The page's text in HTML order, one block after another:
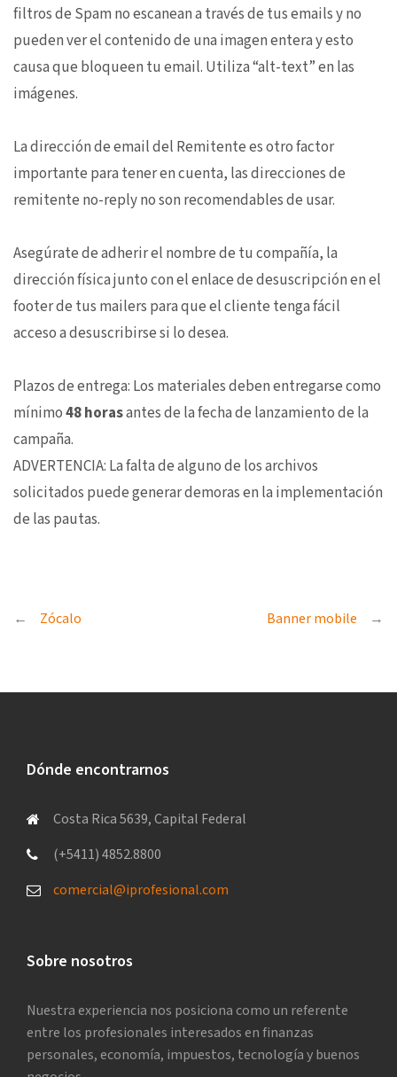
filtros de Spam no escanean a través de tus emails y no
pueden ver el contenido de una imagen entera y esto
causa que bloqueen tu email. Utiliza “alt-text” en las
imágenes.
La dirección de email del Remitente es otro factor
importante para tener en cuenta, las direcciones de
remitente no-reply no son recomendables de usar.
Asegúrate de adherir el nombre de tu compañía, la
dirección física junto con el enlace de desuscripción en el
footer de tus mailers para que el cliente tenga fácil
acceso a desuscribirse si lo desea.
Plazos de entrega: Los materiales deben entregarse como
mínimo48 horasantes de la fecha de lanzamiento de la
campaña.
ADVERTENCIA: La falta de alguno de los archivos
solicitados puede generar demoras en la implementación
de las pautas.
Navegación
Zócalo Banner mobile
Dónde encontrarnos
Costa Rica 5639, Capital Federal
(+5411) 4852.8800
comercial@iprofesional.com
Sobre nosotros
Nuestra experiencia nos posiciona como un referente
entre los profesionales interesados en finanzas
personales, economía, impuestos, tecnología y buenos